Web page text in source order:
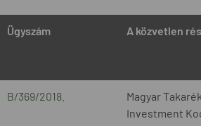
Ügyszám A közvetlen
B/369/2018.
Magyar
Investment